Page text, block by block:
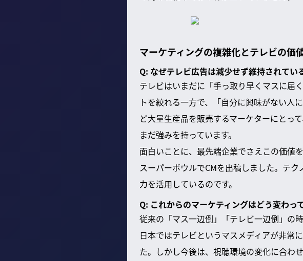
マーケティングの複雑化とテレビの価
Q: なぜテレビ広告は減少せず維持されてい
テレビはいまだに「手っ取り早くマスに届
トを絞れる一方で、「自分に興味がない人
ど大量生産品を販売するマーケターにとっ
まだ強みを持っています。
面白いことに、最先端企業でさえこの価値
スーパーボウルでCMを出稿しました。テ
力を活用しているのです。
Q: これからのマーケティングはどう変わっ
従来の「マス一辺倒」「テレビ一辺倒」の
日本ではテレビというマスメディアが非常
た。しかし今後は、視聴環境の変化に合わ